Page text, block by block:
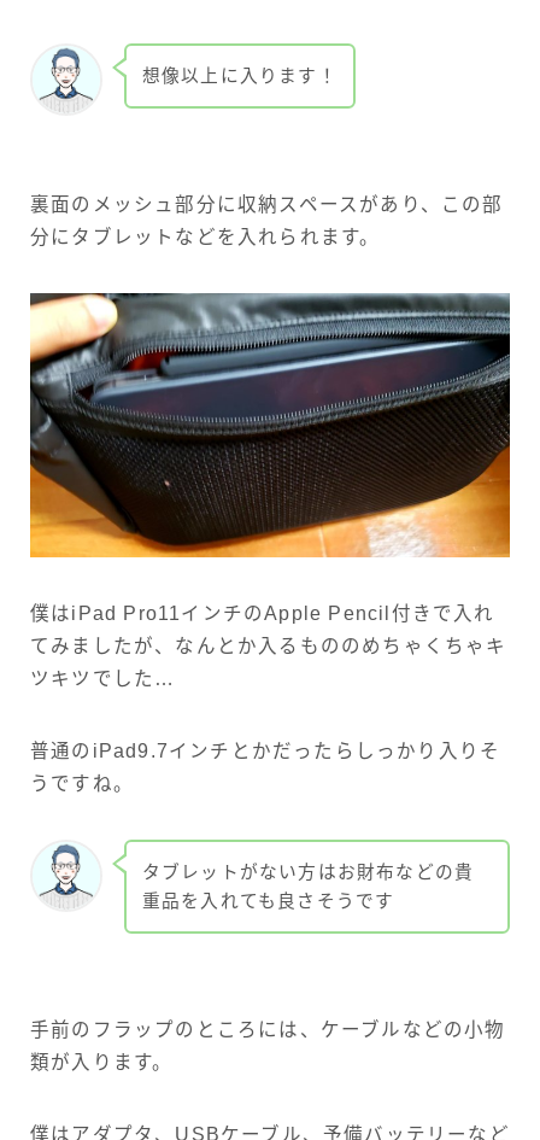
想像以上に入ります！
裏面のメッシュ部分に収納スペースがあり、この部
分にタブレットなどを入れられます。
僕はiPad Pro11インチのApple Pencil付きで入れ
てみましたが、なんとか入るもののめちゃくちゃキ
ツキツでした…
普通のiPad9.7インチとかだったらしっかり入りそ
うですね。
タブレットがない方はお財布などの貴
重品を入れても良さそうです
手前のフラップのところには、ケーブルなどの小物
類が入ります。
僕はアダプタ、USBケーブル、予備バッテリーなど